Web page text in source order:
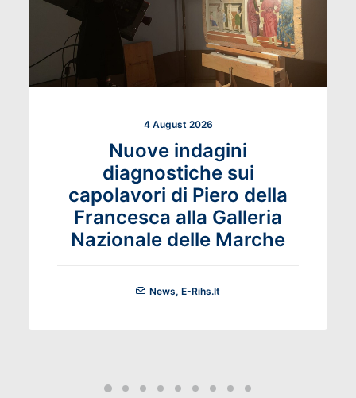
4 August 2026
Nuove indagini
diagnostiche sui
capolavori di Piero della
Francesca alla Galleria
Nazionale delle Marche
News, E-Rihs.it